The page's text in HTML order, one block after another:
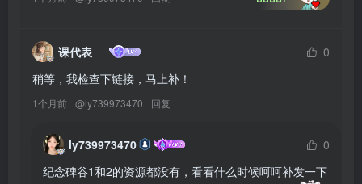
课代表
0
稍等，我检查下链接，马上补！
1个月前 @ly739973470 回复
ly739973470
0
纪念碑谷1和2的资源都没有，看看什么时候呵呵补发一下